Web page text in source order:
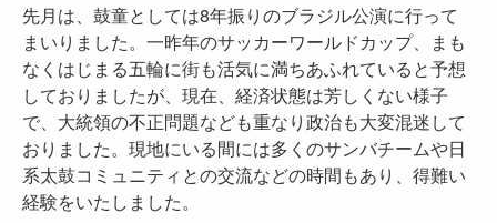
先月は、鼓童としては8年振りのブラジル公演に行って
まいりました。一昨年のサッカーワールドカップ、まも
なくはじまる五輪に街も活気に満ちあふれていると予想
しておりましたが、現在、経済状態は芳しくない様子
で、大統領の不正問題なども重なり政治も大変混迷して
おりました。現地にいる間には多くのサンバチームや日
系太鼓コミュニティとの交流などの時間もあり、得難い
経験をいたしました。